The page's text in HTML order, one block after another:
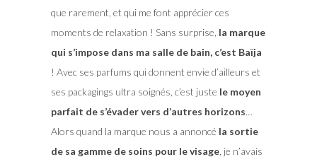
que rarement, et qui me font apprécier ces
moments de relaxation ! Sans surprise, la marque
qui s’impose dans ma salle de bain, c’est Baïja
! Avec ses parfums qui donnent envie d’ailleurs et
ses packagings ultra soignés, c’est juste le moyen
parfait de s’évader vers d’autres horizons…
Alors quand la marque nous a annoncé la sortie
de sa gamme de soins pour le visage, je n’avais